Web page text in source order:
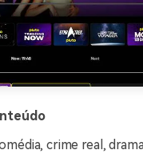
crime real,